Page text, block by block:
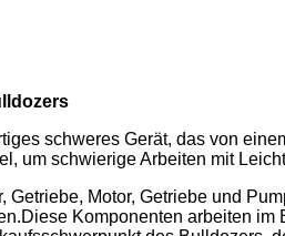
schweres Gerät, das von
um schwierige Arbeiten mit
Motor, Getriebe und
Komponenten arbeiten